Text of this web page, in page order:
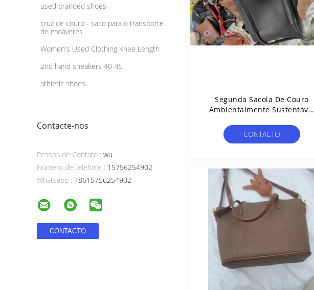
used branded shoes
cruz de couro - saco para o transporte
de cadáveres
Women's Used Clothing Knee Length
2nd hand sneakers 40-45
athletic shoes
Contacte-nos
Pessoa de Contato : wu
Número de telefone : 15756254902
Whatsapp : +8615756254902
Segunda Sacola De Couro
Ambientalmente Sustentável
CONTACTO